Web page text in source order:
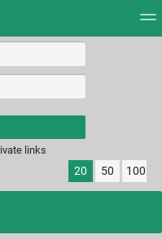
results.
links
20 50 100